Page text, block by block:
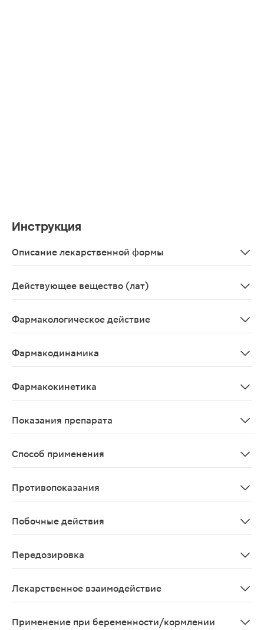
Инструкция
Описание лекарственной формы
Действующее вещество (лат)
Фармакологическое действие
Фармакодинамика
Фармакокинетика
Показания препарата
Способ применения
Противопоказания
Побочные действия
Передозировка
Лекарственное взаимодействие
Применение при беременности/кормлении